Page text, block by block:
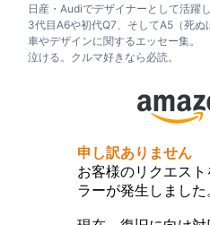
日産・Audiでデザイナーとして活躍
3代目A6や初代Q7、そしてA5（死
車やデザインに関するエッセー集。
泣ける。クルマ好きなら必読。